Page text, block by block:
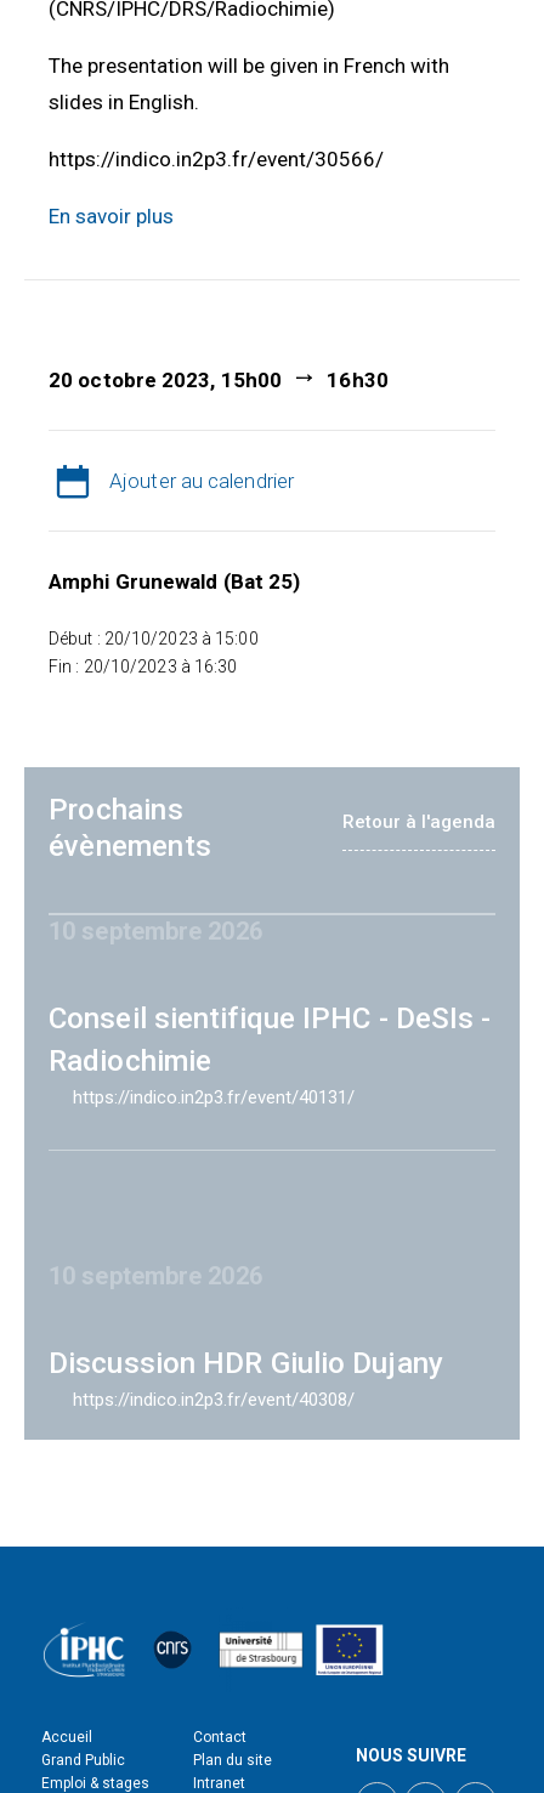
(CNRS/IPHC/DRS/Radiochimie)
The presentation will be given in French with
slides in English.
https://indico.in2p3.fr/event/30566/
En savoir plus
20 octobre 2023, 15h00 16h30
Ajouter au calendrier
Amphi Grunewald (Bat 25)
Début : 20/10/2023 à 15:00
Fin : 20/10/2023 à 16:30
Prochains
évènements
Retour à l'agenda
10 septembre 2026
Conseil sientifique IPHC - DeSIs -
Radiochimie
https://indico.in2p3.fr/event/40131/
10 septembre 2026
Discussion HDR Giulio Dujany
https://indico.in2p3.fr/event/40308/
Accueil
Grand Public
Emploi & stages
Contact
Plan du site
Intranet
NOUS SUIVRE